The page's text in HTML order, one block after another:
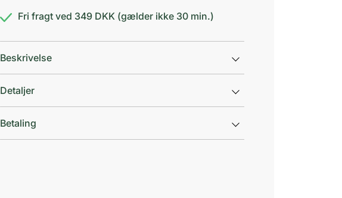
Fri fragt ved 349 DKK (gælder ikke 30 min.)
Beskrivelse
Detaljer
Betaling